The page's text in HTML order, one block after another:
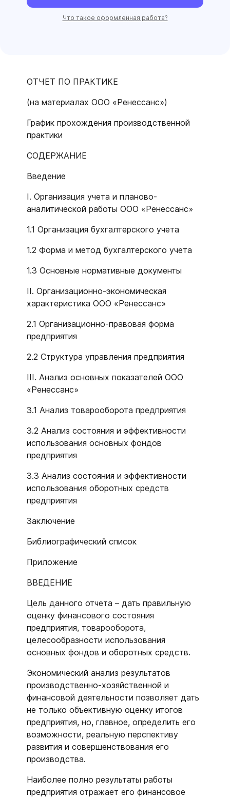
Что такое оформленная работа?
ОТЧЕТ ПО ПРАКТИКЕ
(на материалах ООО «Ренессанс»)
График прохождения производственной
практики
СОДЕРЖАНИЕ
Введение
I. Организация учета и планово-
аналитической работы ООО «Ренессанс»
1.1 Организация бухгалтерского учета
1.2 Форма и метод бухгалтерского учета
1.3 Основные нормативные документы
II. Организационно-экономическая
характеристика ООО «Ренессанс»
2.1 Организационно-правовая форма
предприятия
2.2 Структура управления предприятия
III. Анализ основных показателей ООО
«Ренессанс»
3.1 Анализ товарооборота предприятия
3.2 Анализ состояния и эффективности
использования основных фондов
предприятия
3.3 Анализ состояния и эффективности
использования оборотных средств
предприятия
Заключение
Библиографический список
Приложение
ВВЕДЕНИЕ
Цель данного отчета – дать правильную
оценку финансового состояния
предприятия, товарооборота,
целесообразности использования
основных фондов и оборотных средств.
Экономический анализ результатов
производственно-хозяйственной и
финансовой деятельности позволяет дать
не только объективную оценку итогов
предприятия, но, главное, определить его
возможности, реальную перспективу
развития и совершенствования его
производства.
Наиболее полно результаты работы
предприятия отражает его финансовое